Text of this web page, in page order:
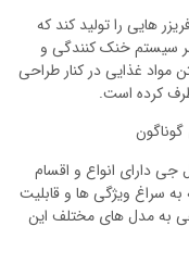
هایی را تولید کند که
سیستم خنک کنندگی و
مواد غذایی در کنار طراحی
کرده است.
دارای انواع و اقسام
سراغ ویژگی ها و قابلیت
به مدل های مختلف این